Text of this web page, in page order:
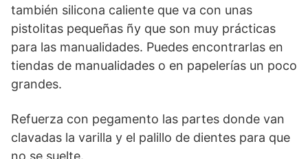
también silicona caliente que va con unas
pistolitas pequeñas ñy que son muy prácticas
para las manualidades. Puedes encontrarlas en
tiendas de manualidades o en papelerías un poco
grandes.
Refuerza con pegamento las partes donde van
clavadas la varilla y el palillo de dientes para que
no se suelte.